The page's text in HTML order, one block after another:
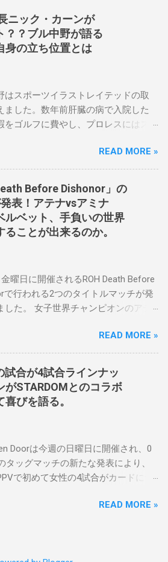
ニック・カーンが
？？ブル中野が語る
身の立ち位置とは
はスポーツイラストレイテッドの取
ました。数年前肝臓の病で入院した
をゴルフに費やし、プロレスにはス
なお、新しいプロモーションは無限
に満ちており、先日WWEのニック・
長にスカウトされました。 「私は
スケバンのコミッショナーに任命さ
。スケバンの醍醐味は、日本独自の
去、現在、未来をリング上で見るこ
ることです。何十年も前のスケバン
。」 彼女は今、スケバンで重要な役
しています。 「今活躍している選手
誇りに思い、応援しています。私の
レスラーばかりです。私は彼らを私
ように考えている」。 スケバンの最
ーは5月末に行われました。日本の女
スリーグがロサンゼルスでデビュー
のカードが YouTube で公開されてい
る中、クラッシュ・ユウ選手を相手
ル防衛に成功しました。 「スケバン
には無限の可能性を感じます。若く
がどこまで行くのか、コミッショナ
READ MORE »
Before Dishonor」の
表！アテナvsアミナ
ルベット、手負いの世界
ことが出来るのか。
曜日に開催されるROH Death Before
で行われる2つのタイトルマッチが発
した。 女子世界チャンピオンのアテ
ることになりました。この試合は木
で発表されました。アテナは5月か
休止しており、リング上での欠場は
ー上の負傷が原因とされています。
チャンピオンは5月の最後の試合で怪
に苦しみましたが、それはストーリ
でタイトルを防衛します。PPVでレッ
ベッドを相手にROH Women's TV 王
戦を行います。 木曜日の放送では、
Proving Groundの試合でウィー
READ MORE »
試合が4試合ラインナッ
がSTARDOMとのコラボ
びを語る。
Doorは今週の日曜日に開催され、0
タッグマッチの新たな発表により、
で初めて女性の4試合がカードに含
メディアとの電話会議で、AEWのト
READ MORE »